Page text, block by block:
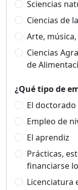
Sciencias
Ciencias de
Arte,
Ciencias
de
¿Qué tipo de
El doctorado
Empleo de
El aprendiz
Prácticas,
financiarse
Licenciatura